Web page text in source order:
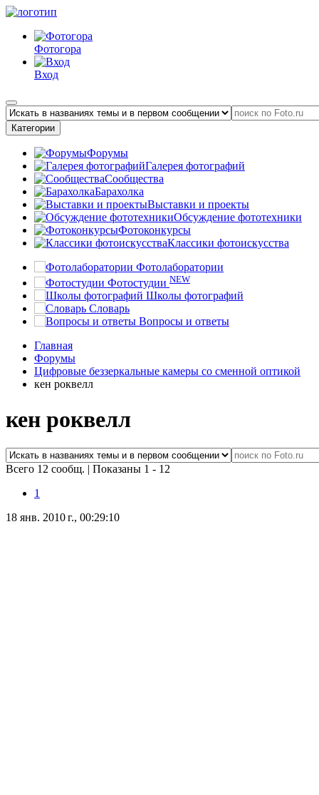
Фотогора
Вход
Категории
Форумы
Галерея фотографий
Сообщества
Барахолка
Выставки и проекты
Обсуждение фототехники
Фотоконкурсы
Классики фотоискусства
Фотолаборатории
Фотостудии NEW
Школы фотографий
Словарь
Вопросы и ответы
Главная
Форумы
Цифровые беззеркальные камеры со сменной оптикой
кен роквелл
кен роквелл
Всего 12 сообщ. | Показаны 1 - 12
1
18 янв. 2010 г., 00:29:10